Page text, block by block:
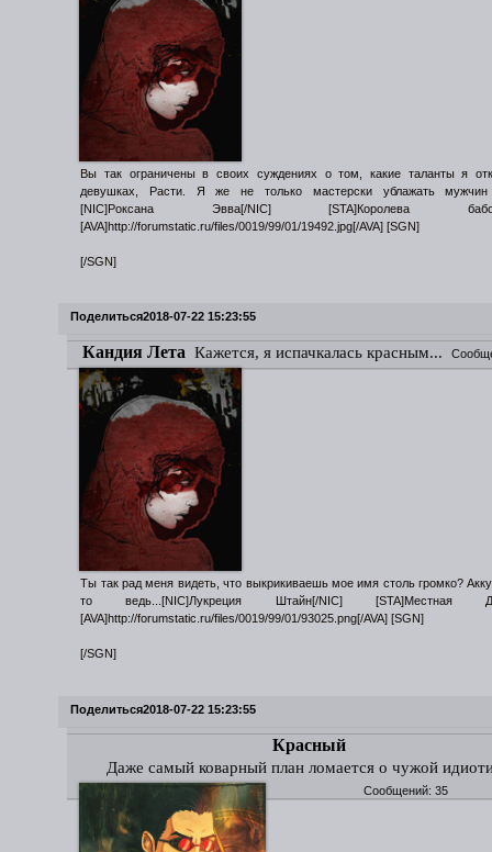
Вы так ограничены в своих суждениях о том, какие таланты я
девушках, Расти. Я же не только мастерски ублажать
[NIC]Роксана Эвва[/NIC] [STA]Королева
[AVA]http://forumstatic.ru/files/0019/99/01/19492.jpg[/AVA] [SGN]
[/SGN]
Поделиться2018-07-22 15:23:55
Кандия Лета Кажется, я испачкалась красным...
Ты так рад меня видеть, что выкрикиваешь мое имя столь громко?
то ведь...[NIC]Лукреция Штайн[/NIC] [STA]Местная
[AVA]http://forumstatic.ru/files/0019/99/01/93025.png[/AVA] [SGN]
[/SGN]
Поделиться2018-07-22 15:23:55
Красный
Даже самый коварный план ломается о чужой
Сообщений: 35